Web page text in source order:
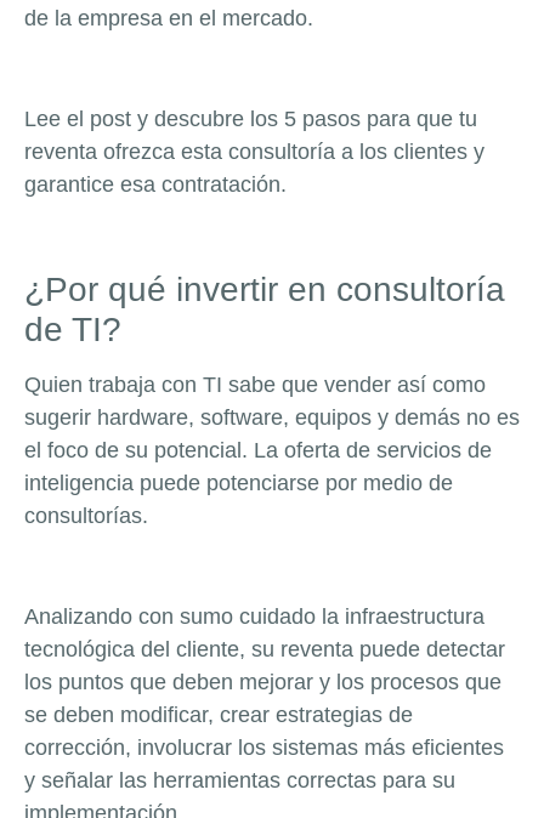
de la empresa en el mercado.
Lee el post y descubre los 5 pasos para que tu
reventa ofrezca esta consultoría a los clientes y
garantice esa contratación.
¿Por qué invertir en consultoría
de TI?
Quien trabaja con TI sabe que vender así como
sugerir hardware, software, equipos y demás no es
el foco de su potencial. La oferta de servicios de
inteligencia puede potenciarse por medio de
consultorías.
Analizando con sumo cuidado la infraestructura
tecnológica del cliente, su reventa puede detectar
los puntos que deben mejorar y los procesos que
se deben modificar, crear estrategias de
corrección, involucrar los sistemas más eficientes
y señalar las herramientas correctas para su
implementación.